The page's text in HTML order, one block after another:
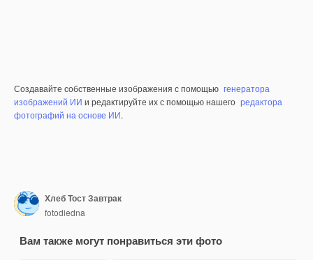
Создавайте собственные изображения с помощью генератора
изображений ИИ и редактируйте их с помощью нашего редактора
фотографий на основе ИИ.
Хлеб Тост Завтрак
fotodiedna
Вам также могут понравиться эти фото